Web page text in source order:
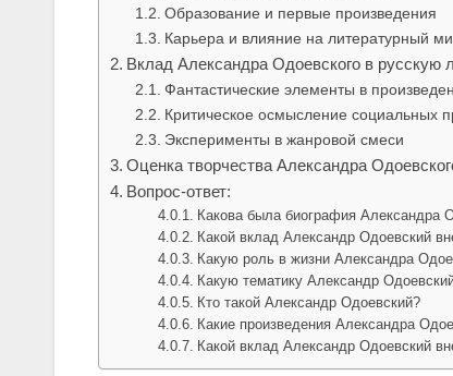
Образование и первые произведения
Карьера и влияние на литературный
Вклад Александра Одоевского в русскую
Фантастические элементы в
Критическое осмысление социальных
Эксперименты в жанровой смеси
Оценка творчества Александра
Вопрос-ответ:
Какова была биография Александра
Какой вклад Александр Одоевский
Какую роль в жизни Александра
Какую тематику Александр
Кто такой Александр Одоевский?
Какие произведения Александра
Какой вклад Александр Одоевский